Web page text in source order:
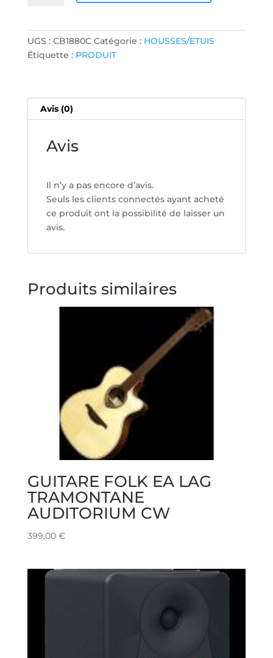
CLASSIC
GREY
UGS : CB1880C Catégorie : HOUSSES/ETUIS
Étiquette : PRODUIT
Avis (0)
Avis
Il n’y a pas encore d’avis.
Seuls les clients connectés ayant acheté
ce produit ont la possibilité de laisser un
avis.
Produits similaires
GUITARE FOLK EA LAG
TRAMONTANE
AUDITORIUM CW
399,00 €